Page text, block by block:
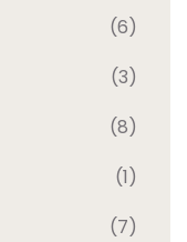
(6)
(3)
(8)
(1)
(7)